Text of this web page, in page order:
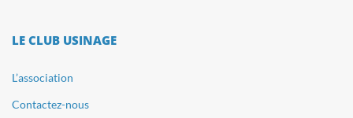
LE CLUB USINAGE
L’association
Contactez-nous